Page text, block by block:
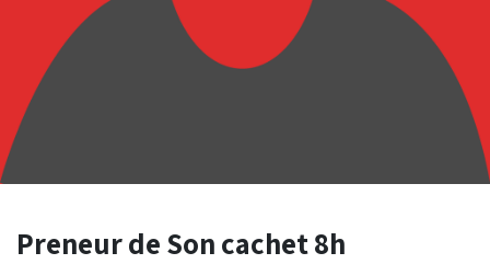
Preneur de Son cachet 8h